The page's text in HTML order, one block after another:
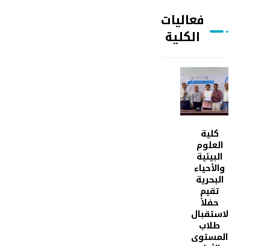
فعاليات
الكلية
كلية
العلوم
البيئية
والأحياء
البحرية
تقيم
حفلاً
لاستقبال
طلاب
المستوى